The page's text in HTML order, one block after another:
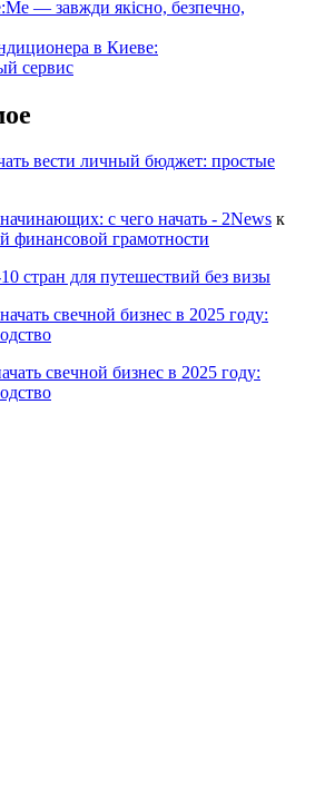
— завжди якісно, безпечно,
в Киеве:
сервис
вести личный бюджет: простые
с чего начать - 2News к
финансовой грамотности
стран для путешествий без визы
свечной бизнес в 2025 году:
свечной бизнес в 2025 году: